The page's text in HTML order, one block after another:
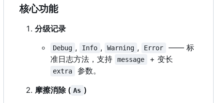
核心功能
分级记录
Debug , Info , Warning , Error
—— 标
准日志方法，支持
message + 变长
extra
参数。
摩擦消除 ( As )